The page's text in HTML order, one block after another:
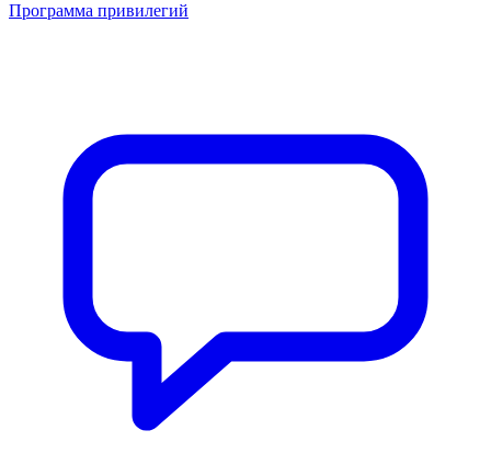
Программа привилегий